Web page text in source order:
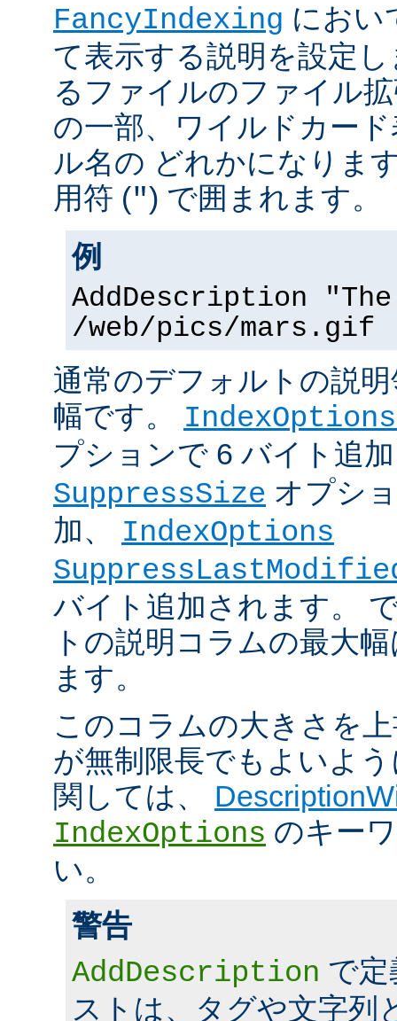
FancyIndexing におい
て表示する説明を設定
るファイルのファイル
の一部、ワイルドカー
ル名の どれかになりま
用符 (") で囲まれます。
例
AddDescription
/web/pics/mars.gif
通常のデフォルトの説
幅です。
プションで 6 バイト追
SuppressSize オプシ
加、 IndexOptions
バイト追加されます。
トの説明コラムの最大
ます。
このコラムの大きさを
が無制限長でもよいよ
関しては、
IndexOptions のキー
い。
警告
AddDescription で
ストは、タグや文字列